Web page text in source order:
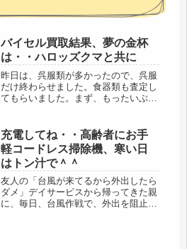
バイセル買取結果、夢の金杯
は・・ハロッズクマと共に
昨日は、呉服類が多かったので、呉服
だけ終わらせました。食器類も査定し
てもらいました。まず、もったいぶら
は、きっと、たくさんのお家に眠って
いるかもしれませんが、我が家の、
197...
充電してね・・高齢者にお手
軽コードレス掃除機、寒い日
はトン汁で＾＾
友人の「台風が来てるから外出したら
ダメ」デイサービスから帰ってきた親
に、毎日、台風作戦で、外出を阻止し